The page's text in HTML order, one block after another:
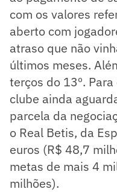
com os valores
aberto com
atraso que não
últimos meses.
terços do 13º.
clube ainda
parcela da
o Real Betis, da
euros (R$ 48,7
metas de mais 4
milhões).